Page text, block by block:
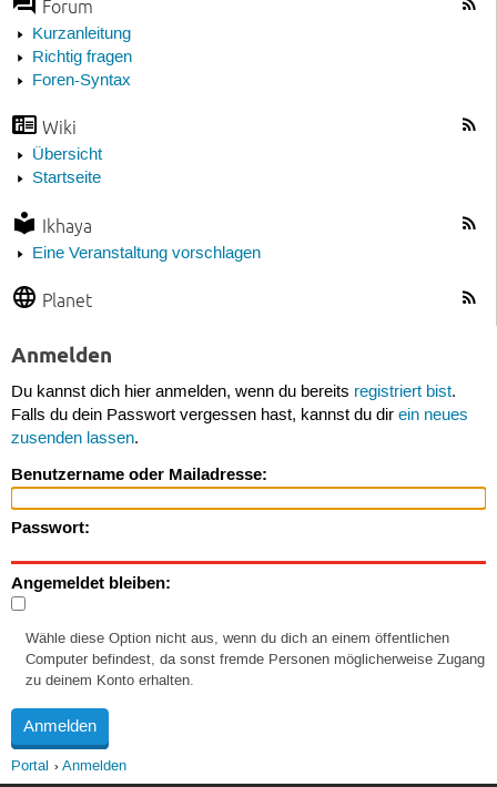
Forum
Kurzanleitung
Richtig fragen
Foren-Syntax
Wiki
Übersicht
Startseite
Ikhaya
Eine Veranstaltung vorschlagen
Planet
Anmelden
Du kannst dich hier anmelden, wenn du bereits registriert bist.
Falls du dein Passwort vergessen hast, kannst du dir ein neues
zusenden lassen.
Benutzername oder Mailadresse:
Passwort:
Angemeldet bleiben:
Wähle diese Option nicht aus, wenn du dich an einem öffentlichen
Computer befindest, da sonst fremde Personen möglicherweise Zugang
zu deinem Konto erhalten.
Portal Anmelden